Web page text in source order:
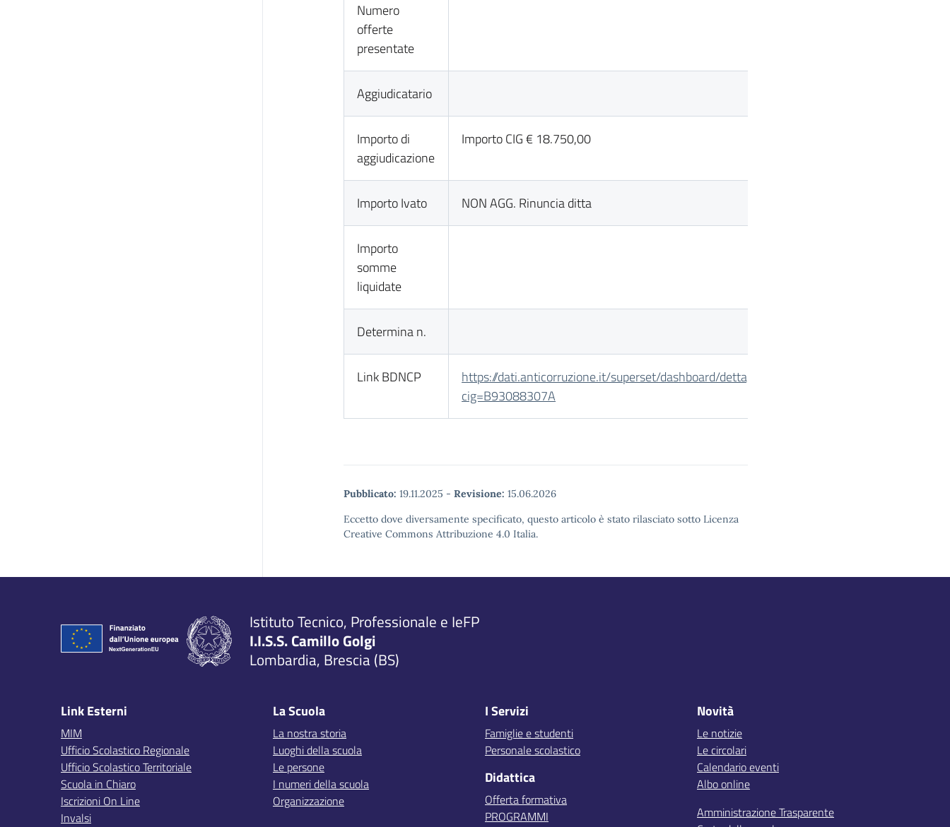
Numero
offerte
presentate
Aggiudicatario
Importo di
aggiudicazione
Importo CIG € 18.750,00
Importo Ivato NON AGG. Rinuncia ditta
Importo
somme
liquidate
Determina n.
Link BDNCP
https://dati.anticorruzione.it/superset/dashboard/dettaglio_cig/?
cig=B93088307A
Pubblicato: 19.11.2025 - Revisione: 15.06.2026
Eccetto dove diversamente specificato, questo articolo è stato rilasciato sotto Licenza
Creative Commons Attribuzione 4.0 Italia.
Istituto Tecnico, Professionale e IeFP
I.I.S.S. Camillo Golgi
Lombardia, Brescia (BS)
Link Esterni
MIM
Ufficio Scolastico Regionale
Ufficio Scolastico Territoriale
Scuola in Chiaro
Iscrizioni On Line
Invalsi
La Scuola
La nostra storia
Luoghi della scuola
Le persone
I numeri della scuola
Organizzazione
I Servizi
Famiglie e studenti
Personale scolastico
Didattica
Offerta formativa
PROGRAMMI
Novità
Le notizie
Le circolari
Calendario eventi
Albo online
Amministrazione Trasparente